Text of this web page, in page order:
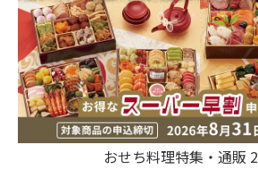
おせち料理特集・通販